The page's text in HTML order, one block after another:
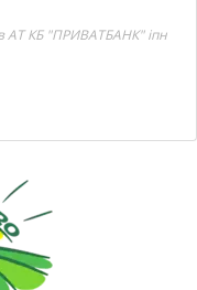
АТ КБ "ПРИВАТБАНК" іпн